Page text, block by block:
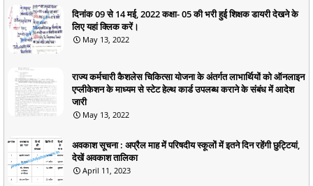
दिनांक 09 से 14 मई, 2022 कक्षा- 05 की भरी हुई शिक्षक डायरी देखने के
लिए यहां क्लिक करें।
May 13, 2022
राज्य कर्मचारी कैशलेस चिकित्सा योजना के अंतर्गत लाभार्थियों को ऑनलाइन
एप्लीकेशन के माध्यम से स्टेट हेल्थ कार्ड उपलब्ध कराने के संबंध में आदेश
जारी
May 13, 2022
अवकाश सूचना : अप्रैल माह में परिषदीय स्कूलों में इतने दिन रहेंगी छुट्टियां,
देखें अवकाश तालिका
April 11, 2023